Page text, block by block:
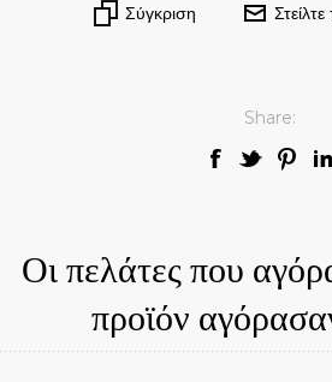
Σύγκριση
Share:
Οι πελάτες που
προϊόν